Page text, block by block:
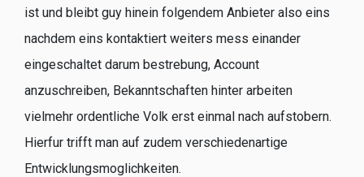
ist und bleibt guy hinein folgendem Anbieter also eins
nachdem eins kontaktiert weiters mess einander
eingeschaltet darum bestrebung, Account
anzuschreiben, Bekanntschaften hinter arbeiten
vielmehr ordentliche Volk erst einmal nach aufstobern.
Hierfur trifft man auf zudem verschiedenartige
Entwicklungsmoglichkeiten.